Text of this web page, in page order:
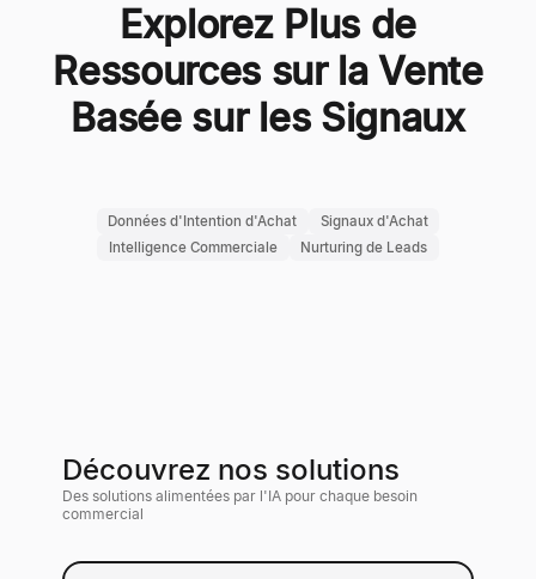
Explorez Plus de
Ressources sur la Vente
Basée sur les Signaux
Données d'Intention d'Achat
Signaux d'Achat
Intelligence Commerciale
Nurturing de Leads
Découvrez nos solutions
Des solutions alimentées par l'IA pour chaque besoin
commercial